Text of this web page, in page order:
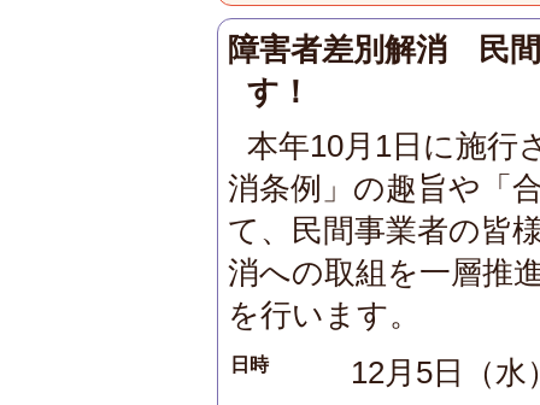
障害者差別解消 民
す！
本年10月1日に施行
消条例」の趣旨や「
て、民間事業者の皆
消への取組を一層推
を行います。
日時 12月5日（水